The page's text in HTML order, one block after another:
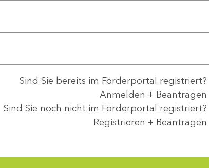
Sind Sie bereits im Förderportal registriert?
Anmelden + Beantragen
Sind Sie noch nicht im Förderportal registriert?
Registrieren + Beantragen